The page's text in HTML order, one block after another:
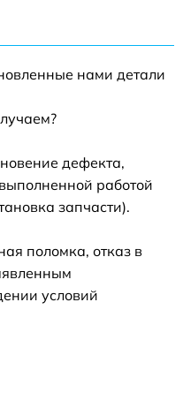
нами детали
дефекта,
работой
запчасти).
поломка, отказ в
условий